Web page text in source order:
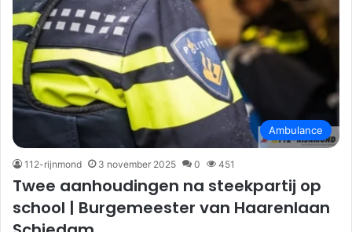
Ambulance
112-rijnmond 3 november 2025 0 451
Twee aanhoudingen na steekpartij op
school | Burgemeester van Haarenlaan